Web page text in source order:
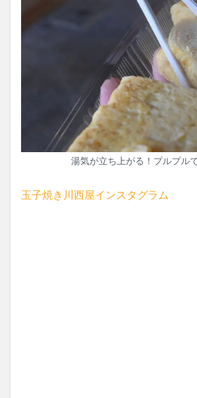
湯気が立ち上がる！プルプル
玉子焼き川西屋インスタグラム